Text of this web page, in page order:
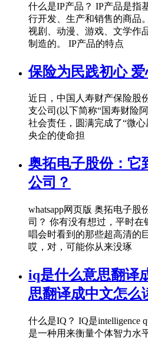
什么是IP产品？ IP产品是指
行开发、生产和销售的商品
视剧、动漫、游戏、文学作
制造的。 IP产品的特点
保险为民践初心
近日，中国人寿财产保险股
支公司(以下简称“国寿财险
社会责任，圆满完成了“微
央企的使命担
奥拓电子股份：它
公司？
whatsapp网页版 奥拓电子
司？ 你有没有想过，平时
唱会时看到的那些超高清的
哎，对，可能你从来没琢
iq是什么意思翻译
思翻译成中文怎么
什么是IQ？ IQ是intelligence
是一种用来衡量个体智力水